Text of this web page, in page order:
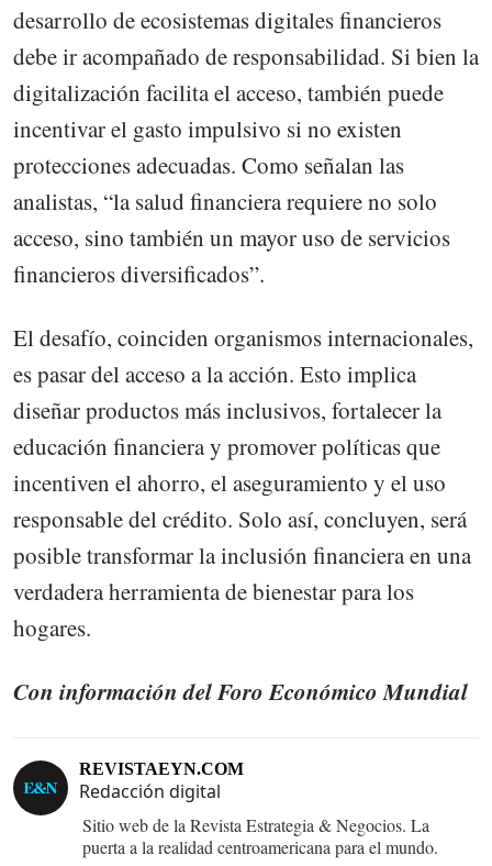
desarrollo de ecosistemas digitales financieros
debe ir acompañado de responsabilidad. Si bien la
digitalización facilita el acceso, también puede
incentivar el gasto impulsivo si no existen
protecciones adecuadas. Como señalan las
analistas, “la salud financiera requiere no solo
acceso, sino también un mayor uso de servicios
financieros diversificados”.
El desafío, coinciden organismos internacionales,
es pasar del acceso a la acción. Esto implica
diseñar productos más inclusivos, fortalecer la
educación financiera y promover políticas que
incentiven el ahorro, el aseguramiento y el uso
responsable del crédito. Solo así, concluyen, será
posible transformar la inclusión financiera en una
verdadera herramienta de bienestar para los
hogares.
Con información del Foro Económico Mundial
REVISTAEYN.COM
Redacción digital
Sitio web de la Revista Estrategia & Negocios. La
puerta a la realidad centroamericana para el mundo.